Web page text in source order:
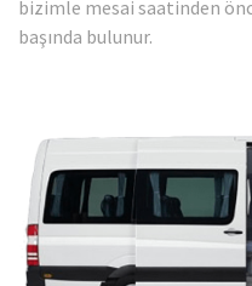
bizimle mesai saatinden
başında bulunur.